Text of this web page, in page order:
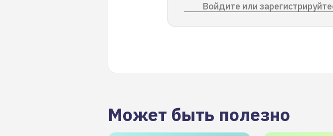
Войдите или
Может быть полезно